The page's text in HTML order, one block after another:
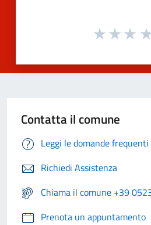
Contatta il comune
Leggi le domande frequenti
Richiedi Assistenza
Chiama il comune +39
Prenota un appuntamento